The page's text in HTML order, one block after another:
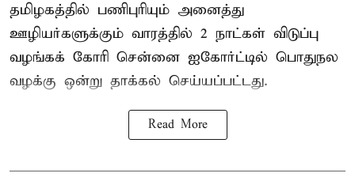
தமிழகத்தில் பணிபுரியும் அனைத்து
ஊழியர்களுக்கும் வாரத்தில் 2 நாட்கள் விடுப்பு
வழங்கக் கோரி சென்னை ஐகோர்ட்டில் பொதுநல
வழக்கு ஒன்று தாக்கல் செய்யப்பட்டது.
Read More